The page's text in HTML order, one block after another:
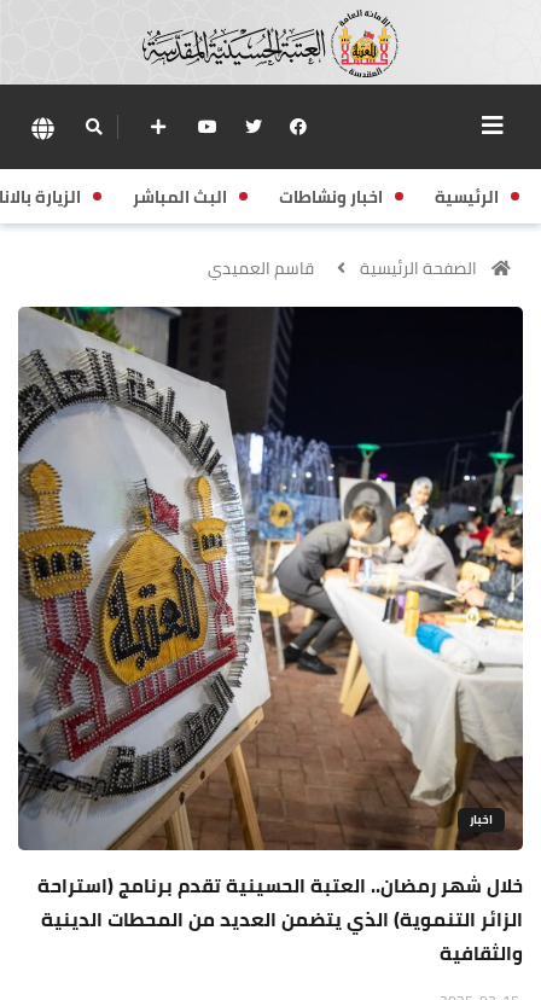
الرئيسية اخبار ونشاطات البث المباشر الزيارة
الصفحة الرئيسية قاسم العميدي
اخبار
خلال شهر رمضان.. العتبة الحسينية تقدم برنامج (استراحة
الزائر التنموية) الذي يتضمن العديد من المحطات الدينية
والثقافية